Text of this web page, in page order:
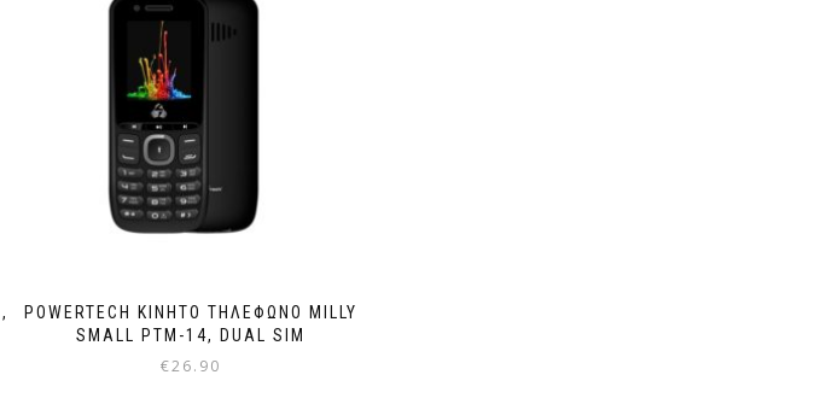
POWERTECH ΚΙΝΗΤΌ ΤΗΛΈΦΩΝΟ MILLY
SMALL PTM-14, DUAL SIM
€26.90